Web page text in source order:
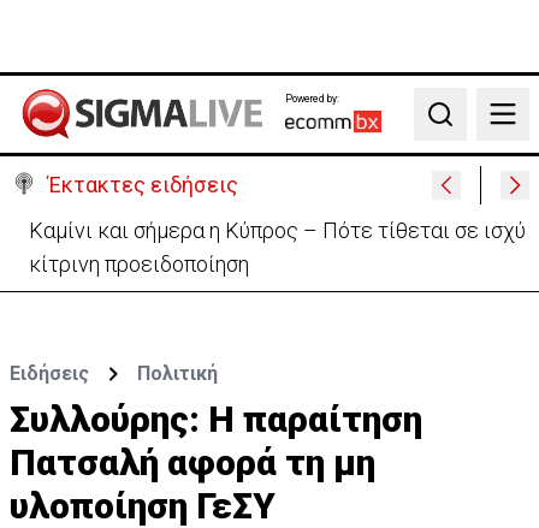
Powered by:
Search
Έκτακτες ειδήσεις
Καμίνι και σήμερα η Κύπρος – Πότε τίθεται σε ισχύ
κίτρινη προειδοποίηση
Ειδήσεις Πολιτική
Συλλούρης: Η παραίτηση
Πατσαλή αφορά τη μη
υλοποίηση ΓεΣΥ